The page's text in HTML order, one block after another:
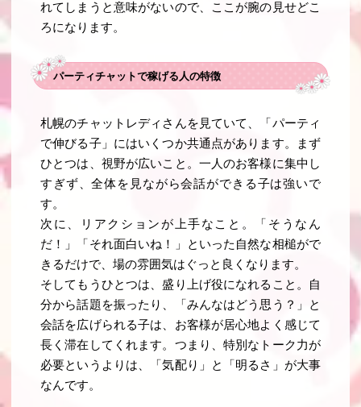
れてしまうと意味がないので、ここが腕の見せどこ
ろになります。
パーティチャットで稼げる人の特徴
札幌のチャットレディさんを見ていて、「パーティ
で伸びる子」にはいくつか共通点があります。まず
ひとつは、視野が広いこと。一人のお客様に集中し
すぎず、全体を見ながら会話ができる子は強いで
す。
次に、リアクションが上手なこと。「そうなん
だ！」「それ面白いね！」といった自然な相槌がで
きるだけで、場の雰囲気はぐっと良くなります。
そしてもうひとつは、盛り上げ役になれること。自
分から話題を振ったり、「みんなはどう思う？」と
会話を広げられる子は、お客様が居心地よく感じて
長く滞在してくれます。つまり、特別なトーク力が
必要というよりは、「気配り」と「明るさ」が大事
なんです。